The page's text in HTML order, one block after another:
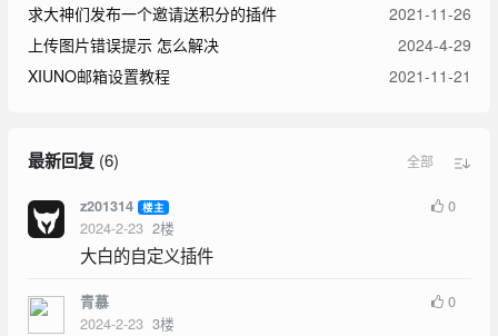
求大神们发布一个邀请送积分的插件
2021-11-26
上传图片错误提示 怎么解决
2024-4-29
XIUNO邮箱设置教程
2021-11-21
最新回复(6) 全部
z201314 楼主
2024-2-23 2楼
0
大白的自定义插件
青慕
2024-2-23 3楼
0